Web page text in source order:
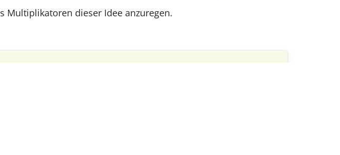
Multiplikatoren dieser Idee anzuregen.